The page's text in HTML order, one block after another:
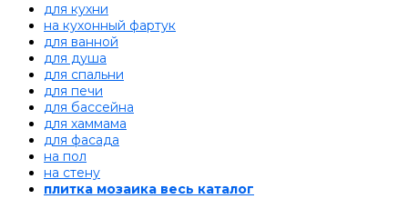
для кухни
на кухонный фартук
для ванной
для душа
для спальни
для печи
для бассейна
для хаммама
для фасада
на пол
на стену
плитка мозаика весь каталог